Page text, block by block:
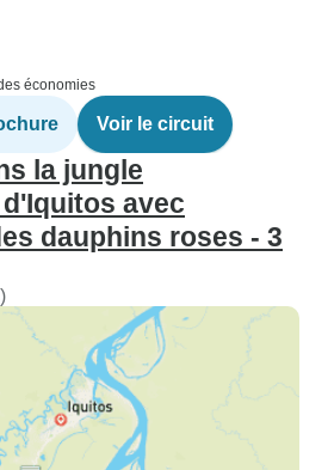
économies
Voir le circuit
la jungle
avec
dauphins roses - 3